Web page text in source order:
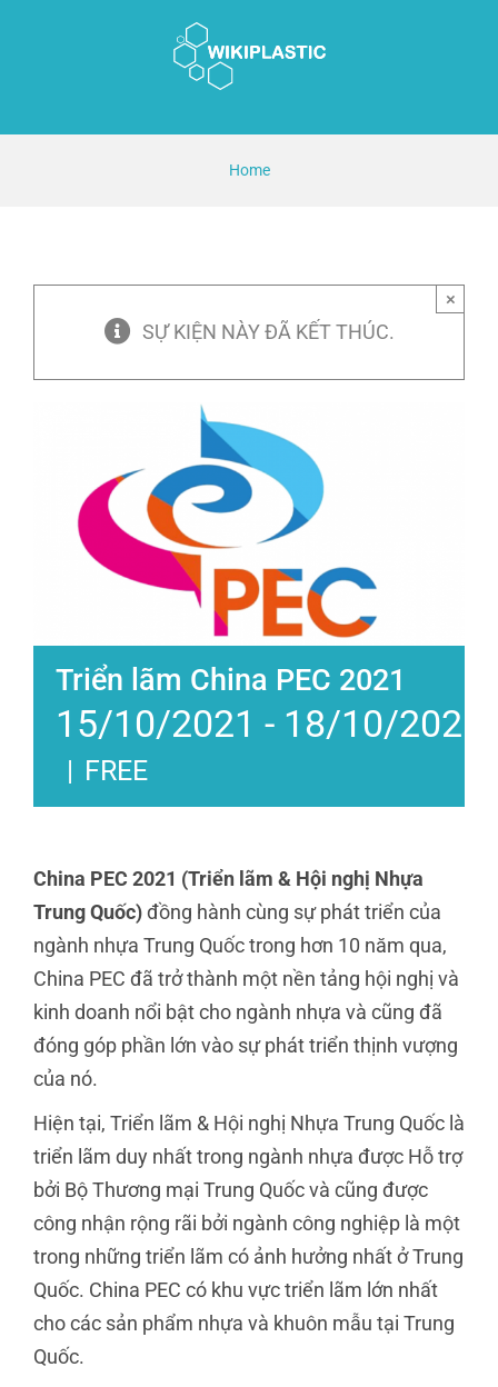
Home
SỰ KIỆN NÀY ĐÃ KẾT THÚC.
×
Triển lãm China PEC 2021
15/10/2021 - 18/10/2021
| FREE
China PEC 2021 (Triển lãm & Hội nghị Nhựa
Trung Quốc)đồng hành cùng sự phát triển của
ngành nhựa Trung Quốc trong hơn 10 năm qua,
China PEC đã trở thành một nền tảng hội nghị và
kinh doanh nổi bật cho ngành nhựa và cũng đã
đóng góp phần lớn vào sự phát triển thịnh vượng
của nó.
Hiện tại, Triển lãm & Hội nghị Nhựa Trung Quốc là
triển lãm duy nhất trong ngành nhựa được Hỗ trợ
bởi Bộ Thương mại Trung Quốc và cũng được
công nhận rộng rãi bởi ngành công nghiệp là một
trong những triển lãm có ảnh hưởng nhất ở Trung
Quốc. China PEC có khu vực triển lãm lớn nhất
cho các sản phẩm nhựa và khuôn mẫu tại Trung
Quốc.